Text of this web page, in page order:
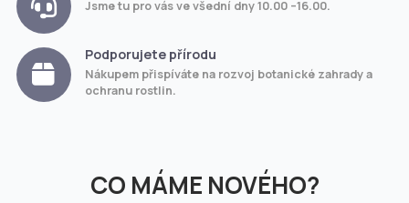
Jsme tu pro vás ve všední dny 10.00 –16.00.
Podporujete přírodu
Nákupem přispíváte na rozvoj botanické zahrady a
ochranu rostlin.
CO MÁME NOVÉHO?